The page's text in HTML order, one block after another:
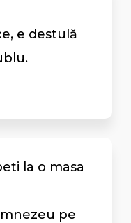
e destulă
la o masa
pe